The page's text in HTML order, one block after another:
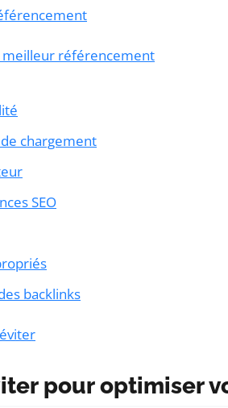
meilleur référencement
chargement
SEO
backlinks
pour optimiser